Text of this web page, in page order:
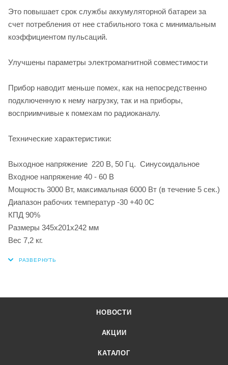
Это повышает срок службы аккумуляторной батареи за
счет потребления от нее стабильного тока с минимальным
коэффициентом пульсаций.
Улучшены параметры электромагнитной совместимости
Прибор наводит меньше помех, как на непосредственно
подключенную к нему нагрузку, так и на приборы,
восприимчивые к помехам по радиоканалу.
Технические характеристики:
Выходное напряжение 220 В, 50 Гц. Синусоидальное
Входное напряжение 40 - 60 В
Мощность 3000 Вт, максимальная 6000 Вт (в течение 5 сек.)
Диапазон рабочих температур -30 +40 0С
КПД 90%
Размеры 345х201х242 мм
Вес 7,2 кг.
НОВОСТИ
АКЦИИ
КАТАЛОГ